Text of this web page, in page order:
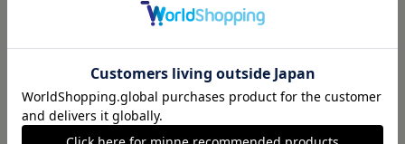
ヴィンテージ販売
ダウンロード販売